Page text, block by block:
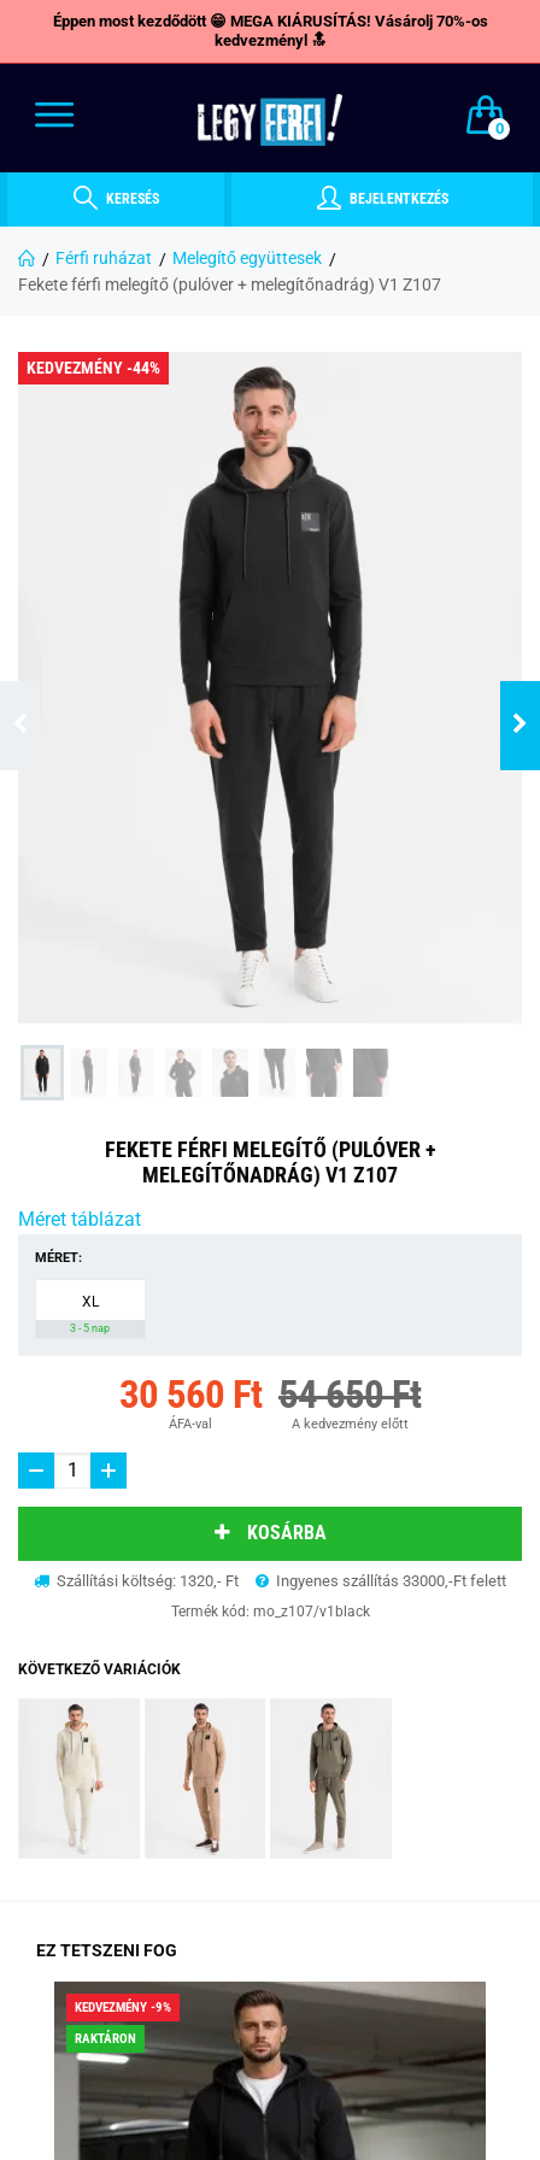
Éppen most kezdődött 😁 MEGA KIÁRUSÍTÁS! Vásárolj 70%-os
kedvezményl 🔝
0
KERESÉS BEJELENTKEZÉS
Férfi ruházat
Melegítő együttesek
Fekete férfi melegítő (pulóver + melegítőnadrág) V1 Z107
KEDVEZMÉNY -44%
FEKETE FÉRFI MELEGÍTŐ (PULÓVER +
MELEGÍTŐNADRÁG) V1 Z107
Méret táblázat
MÉRET:
XL
3 - 5 nap
30 560 Ft
ÁFA-val
54 650 Ft
A kedvezmény előtt
KOSÁRBA
Szállítási költség: 1320,- Ft Ingyenes szállítás 33000,-Ft felett
Termék kód: mo_z107/v1black
KÖVETKEZŐ VARIÁCIÓK
EZ TETSZENI FOG
KEDVEZMÉNY -9%
RAKTÁRON